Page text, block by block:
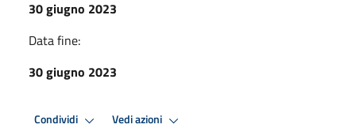
30 giugno 2023
Data fine:
30 giugno 2023
Condividi Vedi azioni